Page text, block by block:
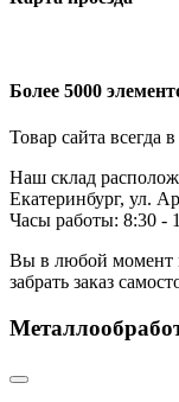
Более 5000
Товар сайта всегда
Наш склад
Екатеринбург, ул.
Часы работы: 8:30 -
Вы в любой момент
забрать заказ